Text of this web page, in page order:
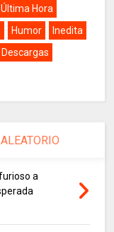
Última Hora
Humor
Inedita
Descargas
ALEATORIO
a